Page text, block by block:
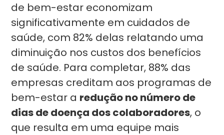
de bem-estar economizam
significativamente em cuidados de
saúde, com 82% delas relatando uma
diminuição nos custos dos benefícios
de saúde. Para completar, 88% das
empresas creditam aos programas de
bem-estar a redução no número de
dias de doença dos colaboradores, o
que resulta em uma equipe mais